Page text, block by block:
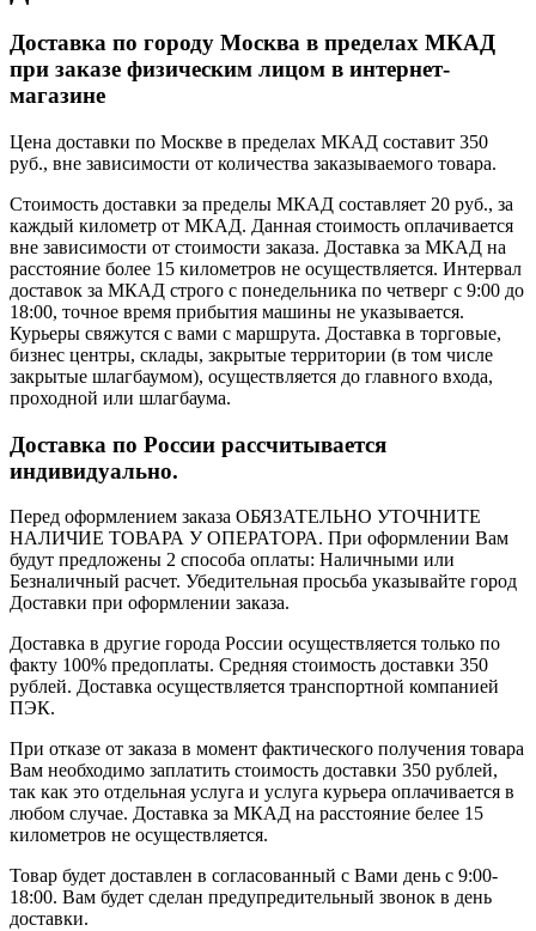
Доставка по городу Москва в пределах МКАД
при заказе физическим лицом в интернет-
магазине
Цена доставки по Москве в пределах МКАД составит 350
руб., вне зависимости от количества заказываемого товара.
Стоимость доставки за пределы МКАД составляет 20 руб., за
каждый километр от МКАД. Данная стоимость оплачивается
вне зависимости от стоимости заказа. Доставка за МКАД на
расстояние более 15 километров не осуществляется. Интервал
доставок за МКАД строго с понедельника по четверг с 9:00 до
18:00, точное время прибытия машины не указывается.
Курьеры свяжутся с вами с маршрута. Доставка в торговые,
бизнес центры, склады, закрытые территории (в том числе
закрытые шлагбаумом), осуществляется до главного входа,
проходной или шлагбаума.
Доставка по России рассчитывается
индивидуально.
Перед оформлением заказа ОБЯЗАТЕЛЬНО УТОЧНИТЕ
НАЛИЧИЕ ТОВАРА У ОПЕРАТОРА. При оформлении Вам
будут предложены 2 способа оплаты: Наличными или
Безналичный расчет. Убедительная просьба указывайте город
Доставки при оформлении заказа.
Доставка в другие города России осуществляется только по
факту 100% предоплаты. Средняя стоимость доставки 350
рублей. Доставка осуществляется транспортной компанией
ПЭК.
При отказе от заказа в момент фактического получения товара
Вам необходимо заплатить стоимость доставки 350 рублей,
так как это отдельная услуга и услуга курьера оплачивается в
любом случае. Доставка за МКАД на расстояние белее 15
километров не осуществляется.
Товар будет доставлен в согласованный с Вами день с 9:00-
18:00. Вам будет сделан предупредительный звонок в день
доставки.